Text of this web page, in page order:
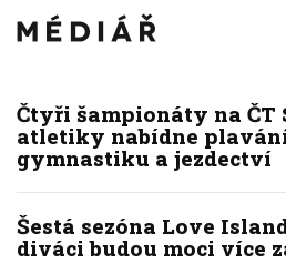
Čtyři šampionáty na ČT
atletiky nabídne
gymnastiku a jezdectví
Šestá sezóna Love
diváci budou moci více